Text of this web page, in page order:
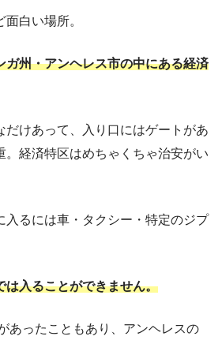
白い場所。
ガ州・アンヘレス市の中にある経済
だけあって、入り口にはゲートがあ
。経済特区はめちゃくちゃ治安がい
入るには車・タクシー・特定のジプ
は入ることができません。
あったこともあり、アンヘレスの